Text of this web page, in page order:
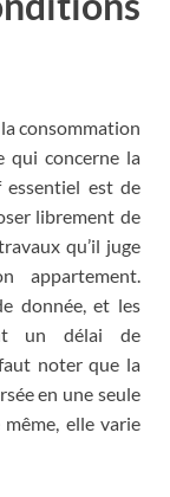
consommation
qui concerne la
essentiel est de
librement de
qu’il juge
appartement.
donnée, et les
un délai de
noter que la
en une seule
elle varie